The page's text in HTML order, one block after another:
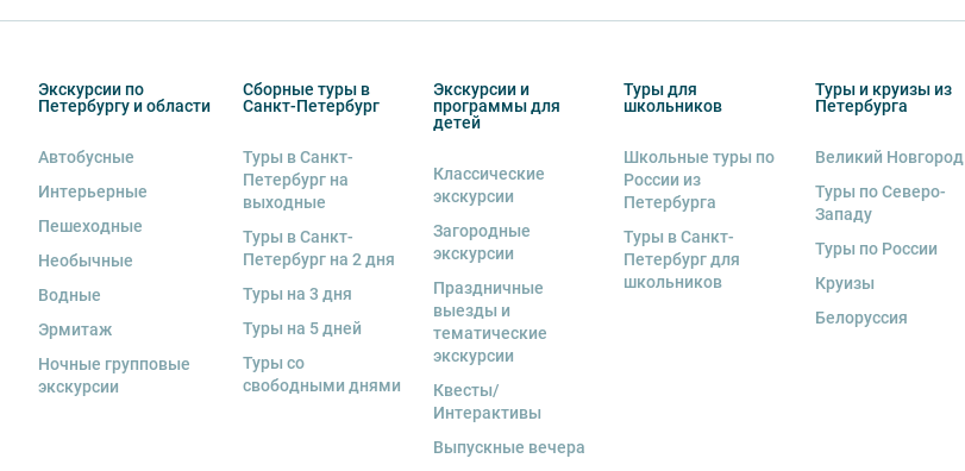
Экскурсии по
Петербургу и области
Автобусные
Интерьерные
Пешеходные
Необычные
Водные
Эрмитаж
Ночные групповые
экскурсии
Сборные туры в
Санкт-Петербург
Туры в Санкт-
Петербург на
выходные
Туры в Санкт-
Петербург на 2 дня
Туры на 3 дня
Туры на 5 дней
Туры со
свободными днями
Экскурсии и
программы для
детей
Классические
экскурсии
Загородные
экскурсии
Праздничные
выезды и
тематические
экскурсии
Квесты/
Интерактивы
Выпускные вечера
Туры для
школьников
Школьные туры по
России из
Петербурга
Туры в Санкт-
Петербург для
школьников
Туры и круизы из
Петербурга
Великий Новгород
Туры по Северо-
Западу
Туры по России
Круизы
Белоруссия